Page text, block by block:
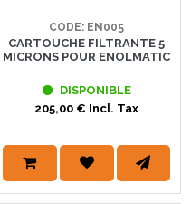
CODE: EN005
CARTOUCHE FILTRANTE 5
MICRONS POUR ENOLMATIC
DISPONIBLE
205,00 € Incl. Tax